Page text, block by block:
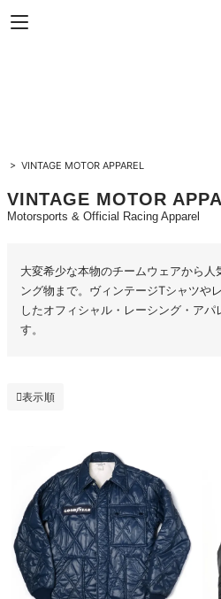
>VINTAGE MOTOR APPAREL
VINTAGE MOTOR
Motorsports & Official Racing Apparel
大変希少な本物のチームウェアから
ング物まで。ヴィンテージTシャツや
したオフィシャル・レーシング・アパ
す。
表示順